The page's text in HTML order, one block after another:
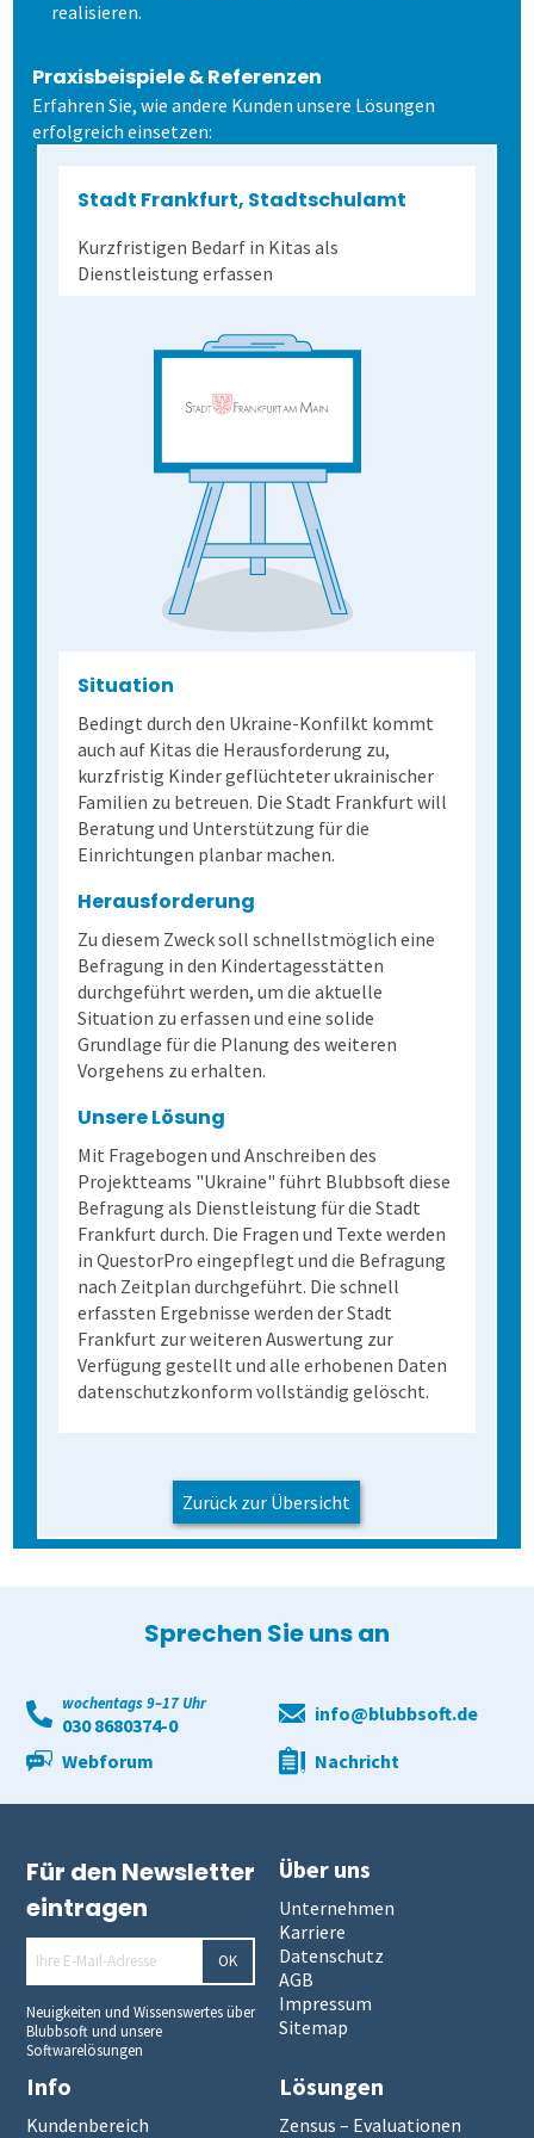
Weitere Befragungsprozesse
Daten weiterverarbeiten
Demoversion
Einstieg
Extras
Selbstgestaltete Fragebögen
Kontakt
realisieren.
Praxisbeispiele & Referenzen
Erfahren Sie, wie andere Kunden unsere Lösungen
erfolgreich einsetzen:
Stadt Frankfurt, Stadtschulamt
Kurzfristigen Bedarf in Kitas als
Dienstleistung erfassen
Situation
Bedingt durch den Ukraine-Konfilkt kommt
auch auf Kitas die Herausforderung zu,
kurzfristig Kinder geflüchteter ukrainischer
Familien zu betreuen. Die Stadt Frankfurt will
Beratung und Unterstützung für die
Einrichtungen planbar machen.
Herausforderung
Zu diesem Zweck soll schnellstmöglich eine
Befragung in den Kindertagesstätten
durchgeführt werden, um die aktuelle
Situation zu erfassen und eine solide
Grundlage für die Planung des weiteren
Vorgehens zu erhalten.
Unsere Lösung
Mit Fragebogen und Anschreiben des
Projektteams "Ukraine" führt Blubbsoft diese
Befragung als Dienstleistung für die Stadt
Frankfurt durch. Die Fragen und Texte werden
in QuestorPro eingepflegt und die Befragung
nach Zeitplan durchgeführt. Die schnell
erfassten Ergebnisse werden der Stadt
Frankfurt zur weiteren Auswertung zur
Verfügung gestellt und alle erhobenen Daten
datenschutzkonform vollständig gelöscht.
Zurück zur Übersicht
Sprechen Sie uns an
wochentags 9–17 Uhr
030 8680374-0
info@blubbsoft.de
Webforum
Nachricht
Für den Newsletter
eintragen
OK
Neuigkeiten und Wissenswertes über
Blubbsoft und unsere
Softwarelösungen
Über uns
Unternehmen
Karriere
Datenschutz
AGB
Impressum
Sitemap
Info
Kundenbereich
Lösungen
Zensus – Evaluationen